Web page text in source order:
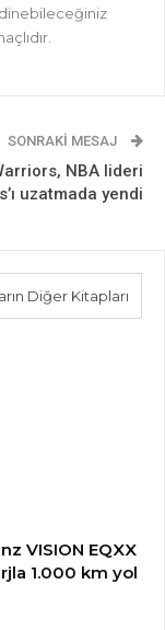
SONRAKI MESAJ
NBA lideri
uzatmada yendi
Diğer Kitapları
VISION EQXX
1.000 km yol